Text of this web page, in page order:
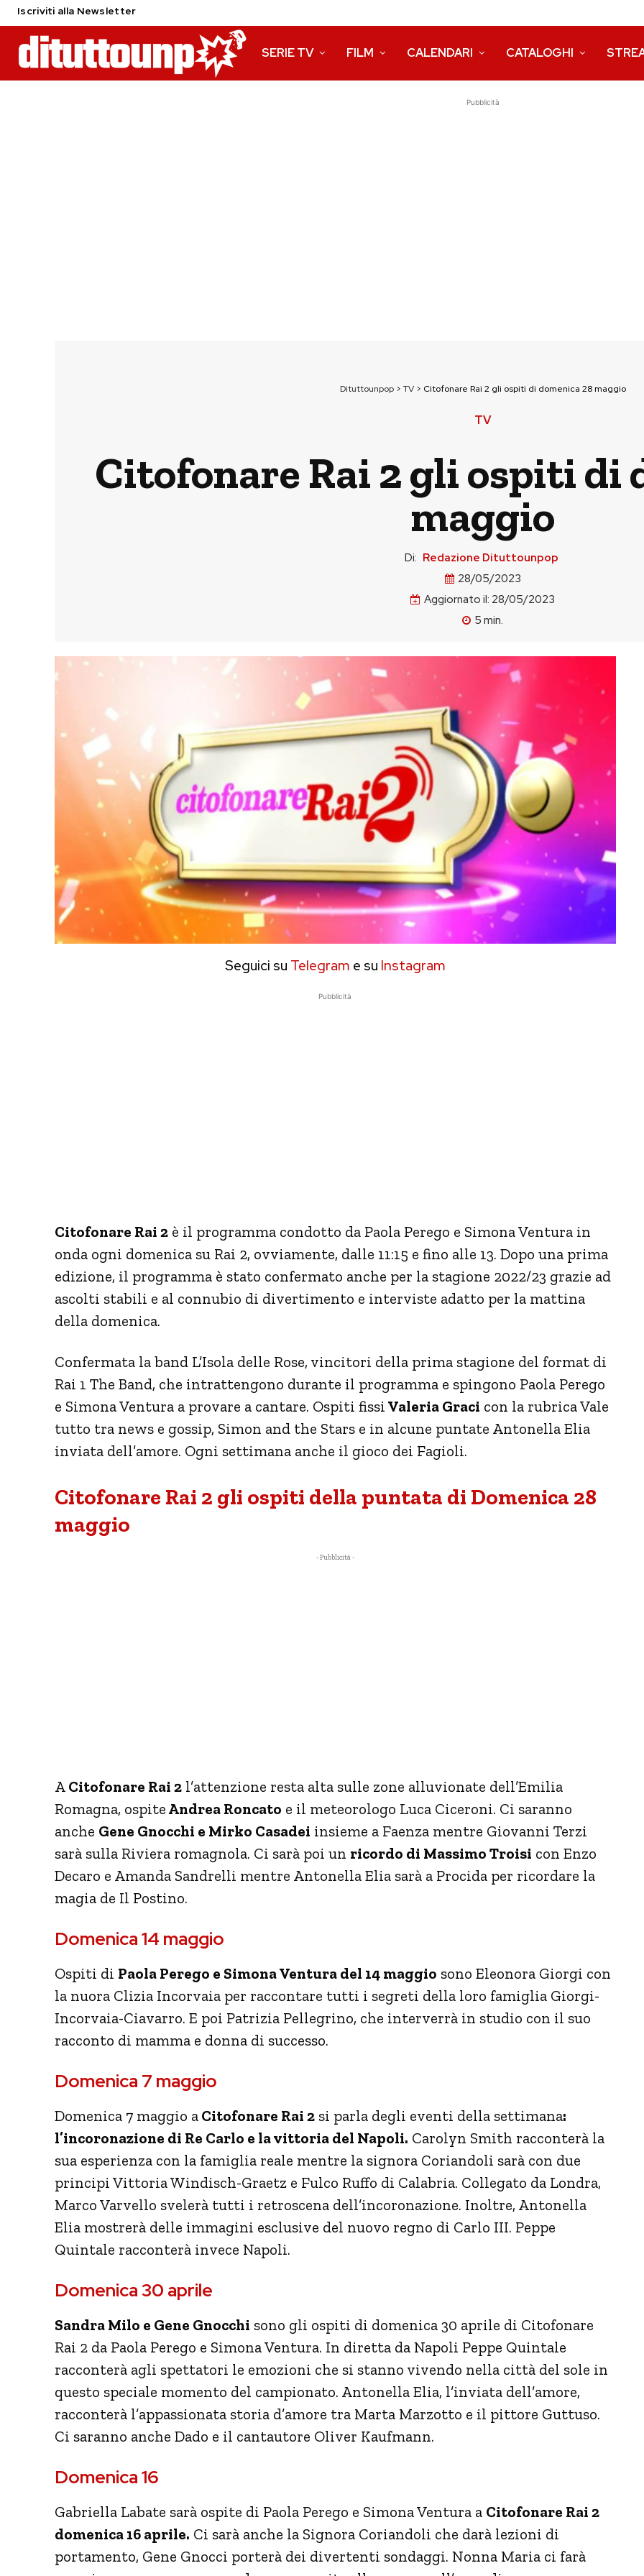
Iscriviti alla Newsletter
SERIE TV FILM CALENDARI CATALOGHI
Pubblicità
Dituttounpop> TV> Citofonare Rai 2 gli ospiti di domenica 28 maggio
TV
Citofonare Rai 2 gli ospiti di
maggio
Di: Redazione Dituttounpop
28/05/2023
Aggiornato il: 28/05/2023
5 min.
Seguici su Telegram e su Instagram
Pubblicità
Citofonare Rai 2 è il programma condotto da Paola Perego e Simona Ventura in
onda ogni domenica su Rai 2, ovviamente, dalle 11:15 e fino alle 13. Dopo una prima
edizione, il programma è stato confermato anche per la stagione 2022/23 grazie ad
ascolti stabili e al connubio di divertimento e interviste adatto per la mattina
della domenica.
Confermata la band L’Isola delle Rose, vincitori della prima stagione del format di
Rai 1 The Band, che intrattengono durante il programma e spingono Paola Perego
e Simona Ventura a provare a cantare. Ospiti fissi Valeria Graci con la rubrica Vale
tutto tra news e gossip, Simon and the Stars e in alcune puntate Antonella Elia
inviata dell’amore. Ogni settimana anche il gioco dei Fagioli.
Citofonare Rai 2 gli ospiti della puntata di Domenica 28
maggio
- Pubblicità -
A Citofonare Rai 2 l’attenzione resta alta sulle zone alluvionate dell’Emilia
Romagna, ospite Andrea Roncato e il meteorologo Luca Ciceroni. Ci saranno
anche Gene Gnocchi e Mirko Casadei insieme a Faenza mentre Giovanni Terzi
sarà sulla Riviera romagnola. Ci sarà poi un ricordo di Massimo Troisi con Enzo
Decaro e Amanda Sandrelli mentre Antonella Elia sarà a Procida per ricordare la
magia de Il Postino.
Domenica 14 maggio
Ospiti di Paola Perego e Simona Ventura del 14 maggio sono Eleonora Giorgi con
la nuora Clizia Incorvaia per raccontare tutti i segreti della loro famiglia Giorgi-
Incorvaia-Ciavarro. E poi Patrizia Pellegrino, che interverrà in studio con il suo
racconto di mamma e donna di successo.
Domenica 7 maggio
Domenica 7 maggio a Citofonare Rai 2 si parla degli eventi della settimana:
l’incoronazione di Re Carlo e la vittoria del Napoli. Carolyn Smith racconterà la
sua esperienza con la famiglia reale mentre la signora Coriandoli sarà con due
principi Vittoria Windisch-Graetz e Fulco Ruffo di Calabria. Collegato da Londra,
Marco Varvello svelerà tutti i retroscena dell’incoronazione. Inoltre, Antonella
Elia mostrerà delle immagini esclusive del nuovo regno di Carlo III. Peppe
Quintale racconterà invece Napoli.
Domenica 30 aprile
Sandra Milo e Gene Gnocchi sono gli ospiti di domenica 30 aprile di Citofonare
Rai 2 da Paola Perego e Simona Ventura. In diretta da Napoli Peppe Quintale
racconterà agli spettatori le emozioni che si stanno vivendo nella città del sole in
questo speciale momento del campionato. Antonella Elia, l’inviata dell’amore,
racconterà l’appassionata storia d’amore tra Marta Marzotto e il pittore Guttuso.
Ci saranno anche Dado e il cantautore Oliver Kaufmann.
Domenica 16
Gabriella Labate sarà ospite di Paola Perego e Simona Ventura a Citofonare Rai 2
domenica 16 aprile. Ci sarà anche la Signora Coriandoli che darà lezioni di
portamento, Gene Gnocci porterà dei divertenti sondaggi. Nonna Maria ci farà